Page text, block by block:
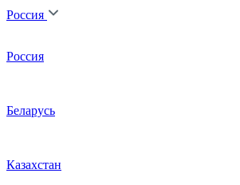
Россия
Россия
Беларусь
Казахстан